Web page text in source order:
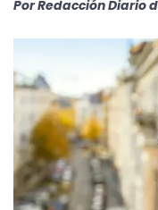
PorRedacción Diario